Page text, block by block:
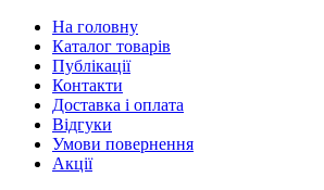
На головну
Каталог товарів
Публікації
Контакти
Доставка і оплата
Відгуки
Умови повернення
Акції